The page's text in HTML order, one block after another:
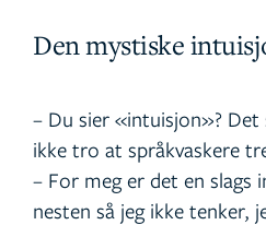
Den mystiske
– Du sier «intuisjon»? Det
ikke tro at språkvaskere
– For meg er det en slags
nesten så jeg ikke tenker,